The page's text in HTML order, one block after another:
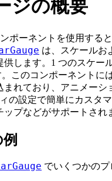
ジの概要
ポーネントを使用する
は、スケールお
します。1 つのスケー
このコンポーネントに
まれており、アニメーシ
の設定で簡単にカスタ
プなどがサポートされ
でいくつかの